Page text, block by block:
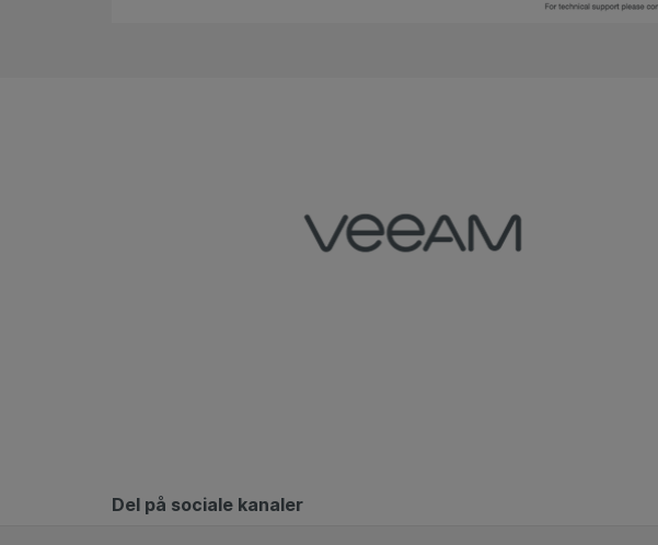
Del på sociale kanaler